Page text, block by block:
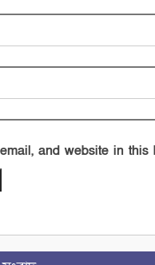
and website in